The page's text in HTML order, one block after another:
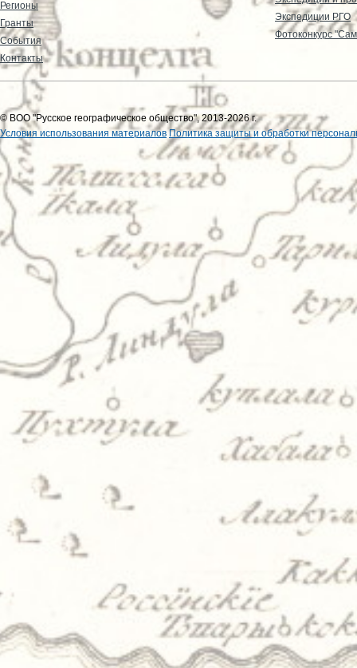
Регионы
Гранты
События
Контакты
Экспедиции РГО
Фотоконкурс
© ВОО "Русское географическое общество", 2013-2026 г.
Условия использования материалов Политика защиты и обработки